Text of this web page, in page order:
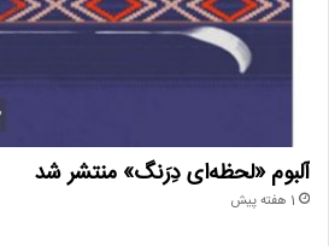
آلبوم «لحظه‌ای دِرَنگ» منتشر شد
1 هفته پیش